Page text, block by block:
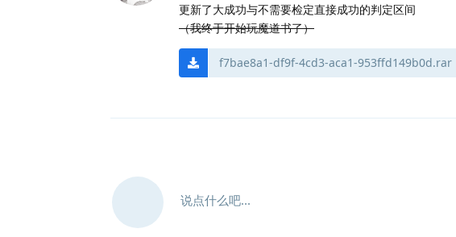
更新了大成功与不需要检定直接成功的判定区间
（我终于开始玩魔道书了）
f7bae8a1-df9f-4cd3-aca1-953ffd149b0d.rar
说点什么吧...